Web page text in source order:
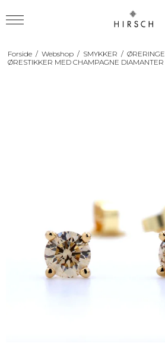
Forside / Webshop / SMYKKER / ØRERINGE
ØRESTIKKER MED CHAMPAGNE DIAMANTER